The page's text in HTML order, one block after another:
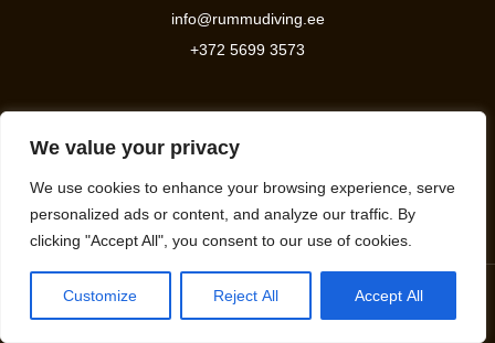
We value your privacy
We use cookies to enhance your browsing experience, serve
personalized ads or content, and analyze our traffic. By
clicking "Accept All", you consent to our use of cookies.
Customize Reject All Accept All
info@rummudiving.ee
+372 5699 3573
keskendudes ohutusele ja keskkonna säästmisele..
Copyright © 2026 Rummu Diving & WaterSports